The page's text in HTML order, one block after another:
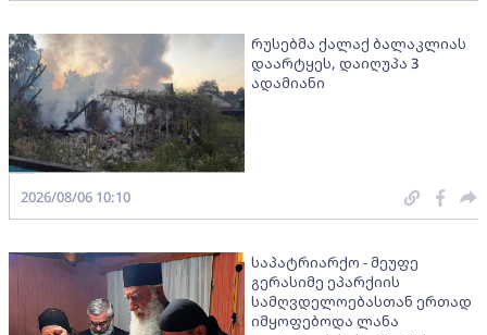
რუსებმა ქალაქ ბალაკლიას
დაარტყეს, დაიღუპა 3
ადამიანი
2026/08/06 10:10
საპატრიარქო - მეუფე
გერასიმე ეპარქიის
სამღვდელოებასთან ერთად
იმყოფებოდა ლანა